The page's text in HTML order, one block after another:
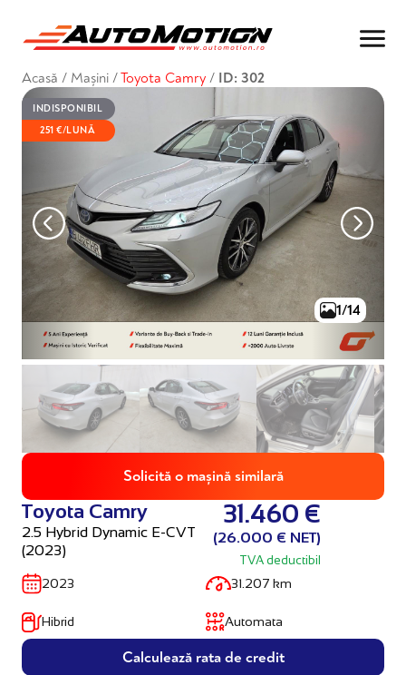
Acasă / Mașini /Toyota Camry / ID: 302
INDISPONIBIL
251 €/LUNĂ
1/14
Solicită o mașină similară
Toyota Camry
2.5 Hybrid Dynamic E-CVT
(2023)
31.460 €
(26.000 € NET)
TVA deductibil
2023 31.207 km
Hibrid Automata
Calculează rata de credit